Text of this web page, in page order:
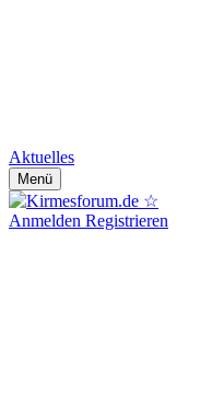
Aktuelles
Menü
Anmelden Registrieren